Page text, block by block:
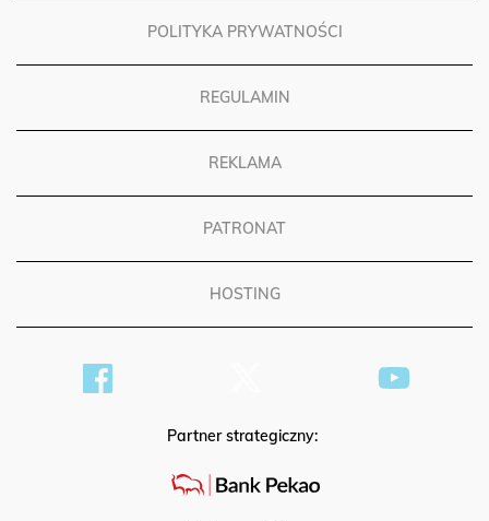
POLITYKA PRYWATNOŚCI
REGULAMIN
REKLAMA
PATRONAT
HOSTING
Partner strategiczny: